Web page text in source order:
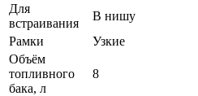
Для
встраивания
В нишу
Рамки
Узкие
Объём
топливного
бака, л
8